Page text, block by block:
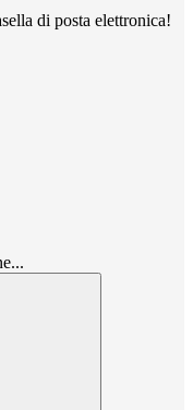
di posta elettronica!